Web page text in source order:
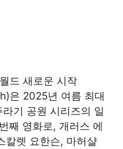
드 새로운 시작
은 2025년 여름 최대
기 공원 시리즈의 일
째 영화로, 개러스 에
칼렛 요한슨, 마허샬